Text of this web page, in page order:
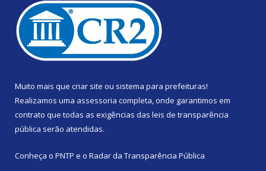
Muito mais que criar site ou sistema para prefeituras!
Realizamos uma assessoria completa, onde garantimos em
contrato que todas as exigências das leis de transparência
pública serão atendidas.
Conheça o PNTP e o Radar da Transparência Pública